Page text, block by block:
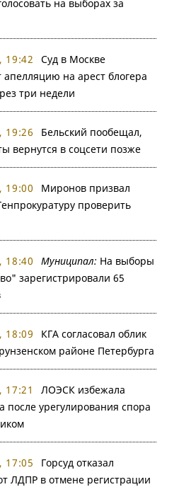
на выборах за
19:42
Суд в Москве
апелляцию на арест блогера
три недели
19:26
Бельский пообещал,
вернутся в соцсети позже
19:00
Миронов призвал
проверить
18:40 Муниципал: На выборы
зарегистрировали 65
18:09
КГА согласовал облик
районе Петербурга
17:21
ЛОЭСК избежала
после урегулирования спора
17:05
Горсуд отказал
ЛДПР в отмене регистрации